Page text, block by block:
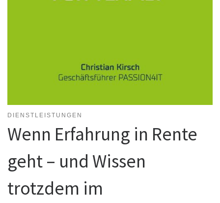
DIENSTLEISTUNGEN
Wenn Erfahrung in Rente
geht – und Wissen
trotzdem im